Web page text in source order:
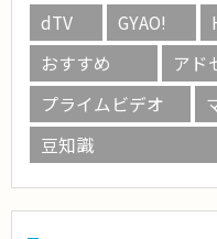
dTV GYAO!
おすすめ
アド
プライムビデオ
豆知識